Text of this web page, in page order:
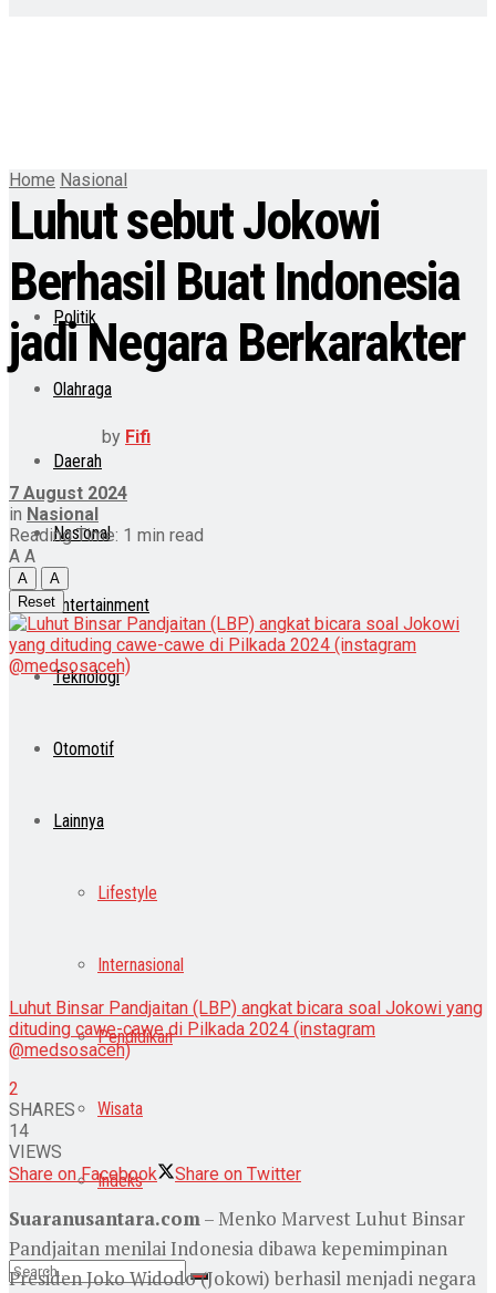
Politik
Olahraga
Daerah
Nasional
Entertainment
Teknologi
Otomotif
Lainnya
Lifestyle
Internasional
Pendidikan
Wisata
Indeks
Home Nasional
Luhut sebut Jokowi
Berhasil Buat Indonesia
jadi Negara Berkarakter
by Fifi
7 August 2024
in Nasional
Reading Time: 1 min read
A A
A
A
Reset
Luhut Binsar Pandjaitan (LBP) angkat bicara soal Jokowi yang
dituding cawe-cawe di Pilkada 2024 (instagram
@medsosaceh)
2
SHARES
14
VIEWS
Share on Facebook
Share on Twitter
Suaranusantara.com– Menko Marvest Luhut Binsar
Pandjaitan menilai Indonesia dibawa kepemimpinan
Presiden Joko Widodo (Jokowi) berhasil menjadi negara